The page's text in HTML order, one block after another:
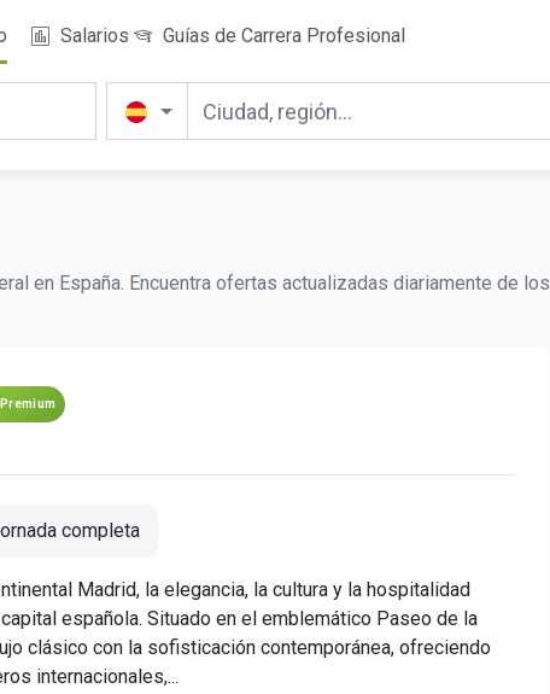
Salarios Guías de Carrera Profesional
en España. Encuentra ofertas actualizadas diariamente de los
Premium
completa
Madrid, la elegancia, la cultura y la hospitalidad
española. Situado en el emblemático Paseo de la
clásico con la sofisticación contemporánea, ofreciendo
internacionales,...